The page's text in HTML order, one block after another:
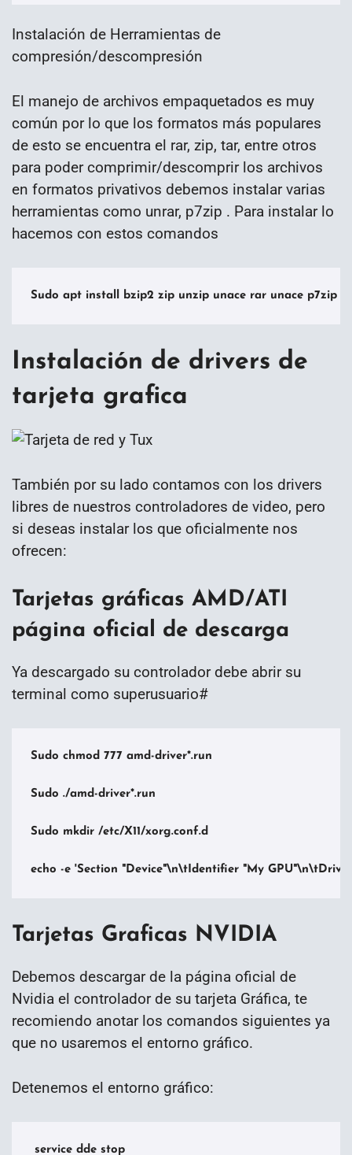
Instalación de Herramientas de
compresión/descompresión
El manejo de archivos empaquetados es muy
común por lo que los formatos más populares
de esto se encuentra el rar, zip, tar, entre otros
para poder comprimir/descomprir los archivos
en formatos privativos debemos instalar varias
herramientas como unrar, p7zip . Para instalar lo
hacemos con estos comandos
Sudo apt install bzip2 zip unzip unace rar unace p7zip
Instalación de drivers de
tarjeta grafica
También por su lado contamos con los drivers
libres de nuestros controladores de video, pero
si deseas instalar los que oficialmente nos
ofrecen:
Tarjetas gráficas AMD/ATI
página oficial de descarga
Ya descargado su controlador debe abrir su
terminal como superusuario#
Sudo chmod 777 amd-driver*.run
Sudo ./amd-driver*.run
Sudo mkdir /etc/X11/xorg.conf.d
echo -e 'Section "Device"\n\tIdentifier "My
Tarjetas Graficas NVIDIA
Debemos descargar de la página oficial de
Nvidia el controlador de su tarjeta Gráfica, te
recomiendo anotar los comandos siguientes ya
que no usaremos el entorno gráfico.
Detenemos el entorno gráfico:
service dde stop